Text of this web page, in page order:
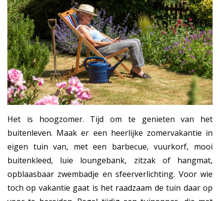
Het is hoogzomer. Tijd om te genieten van het
buitenleven. Maak er een heerlijke zomervakantie in
eigen tuin van, met een barbecue, vuurkorf, mooi
buitenkleed, luie loungebank, zitzak of hangmat,
opblaasbaar zwembadje en sfeerverlichting. Voor wie
toch op vakantie gaat is het raadzaam de tuin daar op